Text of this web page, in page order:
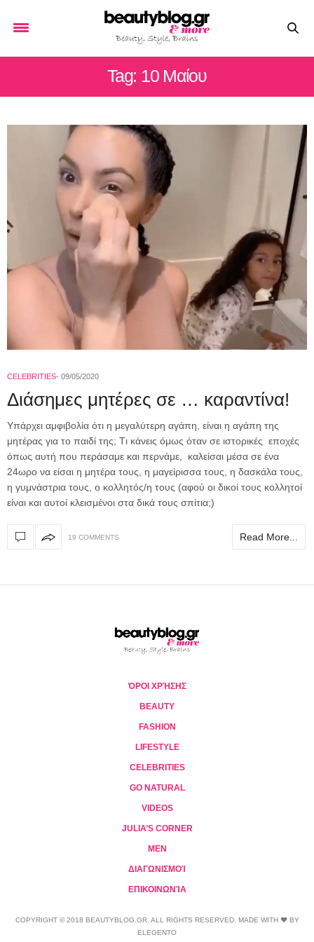
Tag: 10 Μαίου
CELEBRITIES 09/05/2020
Διάσημες μητέρες σε … καραντίνα!
Υπάρχει αμφιβολία ότι η μεγαλύτερη αγάπη, είναι η αγάπη της
μητέρας για το παιδί της; Tι κάνεις όμως όταν σε ιστορικές εποχές
όπως αυτή που περάσαμε και περνάμε, καλείσαι μέσα σε ένα
24ωρο να είσαι η μητέρα τους, η μαγείρισσα τους, η δασκάλα τους,
η γυμνάστρια τους, ο κολλητός/η τους (αφού οι δικοί τους κολλητοί
είναι και αυτοί κλεισμένοι στα δικά τους σπίτια;)
19 COMMENTS Read More...
ΌΡΟΙ ΧΡΉΣΗΣ
BEAUTY
FASHION
LIFESTYLE
CELEBRITIES
GO NATURAL
VIDEOS
JULIA’S CORNER
MEN
ΔΙΑΓΩΝΙΣΜΟΊ
ΕΠΙΚΟΙΝΩΝΊΑ
COPYRIGHT © 2018 BEAUTYBLOG.GR. ALL RIGHTS RESERVED. MADE WITH ❤ BY
ELEGENTO